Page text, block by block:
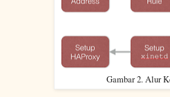
Gambar 2. Alur